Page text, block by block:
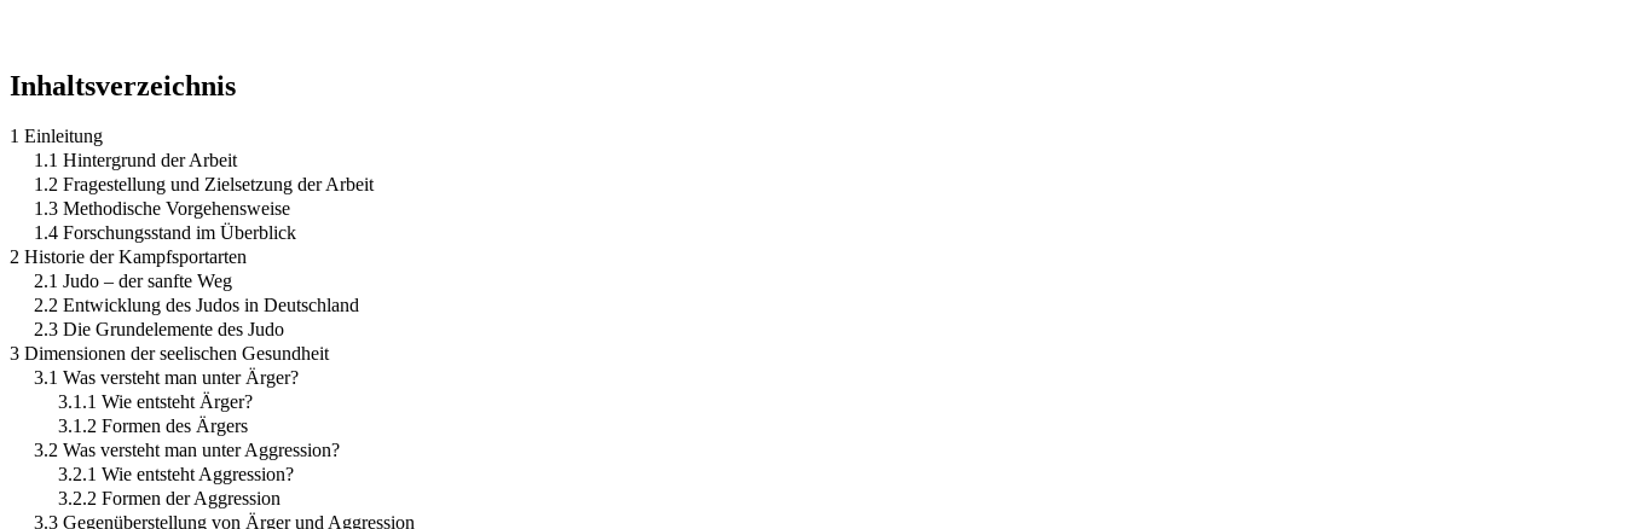
Inhaltsverzeichnis
1 Einleitung
1.1 Hintergrund der Arbeit
1.2 Fragestellung und Zielsetzung der Arbeit
1.3 Methodische Vorgehensweise
1.4 Forschungsstand im Überblick
2 Historie der Kampfsportarten
2.1 Judo – der sanfte Weg
2.2 Entwicklung des Judos in Deutschland
2.3 Die Grundelemente des Judo
3 Dimensionen der seelischen Gesundheit
3.1 Was versteht man unter Ärger?
3.1.1 Wie entsteht Ärger?
3.1.2 Formen des Ärgers
3.2 Was versteht man unter Aggression?
3.2.1 Wie entsteht Aggression?
3.2.2 Formen der Aggression
3.3 Gegenüberstellung von Ärger und Aggression